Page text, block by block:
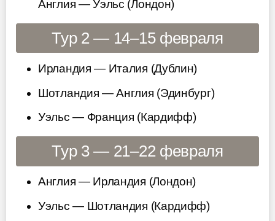
Англия — Уэльс (Лондон)
Тур 2 — 14–15 февраля
Ирландия — Италия (Дублин)
Шотландия — Англия (Эдинбург)
Уэльс — Франция (Кардифф)
Тур 3 — 21–22 февраля
Англия — Ирландия (Лондон)
Уэльс — Шотландия (Кардифф)